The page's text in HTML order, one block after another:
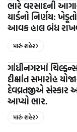
ભારે વરસાદની
યાર્ડનો નિર્ણય:
આવક હાલ બંધ
મારું શહેર
ગાંધીનગરમાં
દીક્ષાંત સમારોહ
દેવવ્રતજીએ સંસ્કાર
આપ્યો ભાર.
મારું શહેર